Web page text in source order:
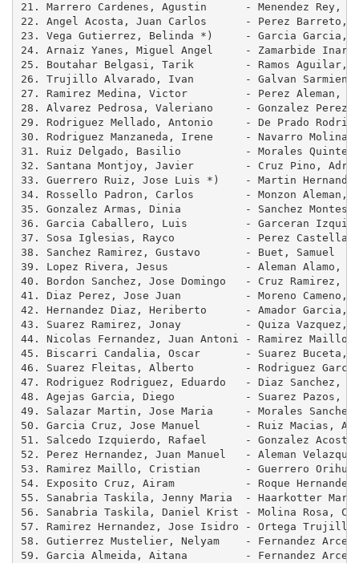
21. Marrero Cardenes, Agustin      - Menendez Rey,
22. Angel Acosta, Juan Carlos      - Perez
23. Vega Gutierrez, Belinda *)     - Garcia Garcia,
24. Arnaiz Yanes, Miguel Angel     - Zamarbide
25. Boutahar Belgasi, Tarik        - Ramos Aguilar,
26. Trujillo Alvarado, Ivan        - Galvan
27. Ramirez Medina, Victor         - Perez Aleman,
28. Alvarez Pedrosa, Valeriano     - Gonzalez
29. Rodriguez Mellado, Antonio     - De Prado
30. Rodriguez Manzaneda, Irene     - Navarro
31. Ruiz Delgado, Basilio          - Morales
32. Santana Montjoy, Javier        - Cruz Pino,
33. Guerrero Ruiz, Jose Luis *)    - Martin
34. Rossello Padron, Carlos        - Monzon
35. Gonzalez Armas, Dinia          - Sanchez
36. Garcia Caballero, Luis         - Garceran
37. Sosa Iglesias, Rayco           - Perez
38. Sanchez Ramirez, Gustavo       - Buet,
39. Lopez Rivera, Jesus            - Aleman
40. Bordon Sanchez, Jose Domingo   - Cruz
41. Diaz Perez, Jose Juan          - Moreno
42. Hernandez Diaz, Heriberto      - Amador
43. Suarez Ramirez, Jonay          - Quiza
44. Nicolas Fernandez, Juan Antoni - Ramirez
45. Biscarri Candalia, Oscar       - Suarez Buceta,
46. Suarez Fleitas, Alberto        - Rodriguez
47. Rodriguez Rodriguez, Eduardo   - Diaz Sanchez,
48. Agejas Garcia, Diego           - Suarez
49. Salazar Martin, Jose Maria     - Morales
50. Garcia Cruz, Jose Manuel       - Ruiz Macias,
51. Salcedo Izquierdo, Rafael      - Gonzalez
52. Perez Hernandez, Juan Manuel   - Aleman
53. Ramirez Maillo, Cristian       - Guerrero
54. Exposito Cruz, Airam           - Roque
55. Sanabria Taskila, Jenny Maria  - Haarkotter
56. Sanabria Taskila, Daniel Krist - Molina
57. Ramirez Hernandez, Jose Isidro - Ortega
58. Gutierrez Mustelier, Nelyam    - Fernandez
59. Garcia Almeida, Aitana         - Fernandez